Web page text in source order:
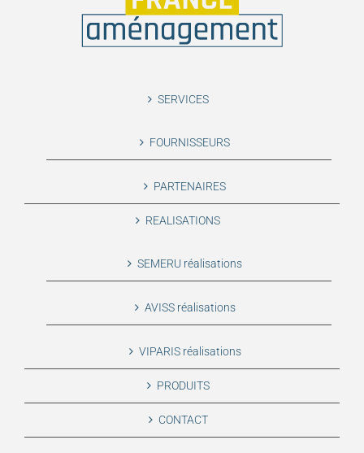
SERVICES
FOURNISSEURS
PARTENAIRES
REALISATIONS
SEMERU réalisations
AVISS réalisations
VIPARIS réalisations
PRODUITS
CONTACT